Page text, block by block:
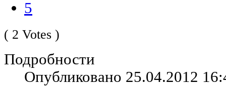
5
( 2 Votes )
Подробности
Опубликовано 25.04.2012